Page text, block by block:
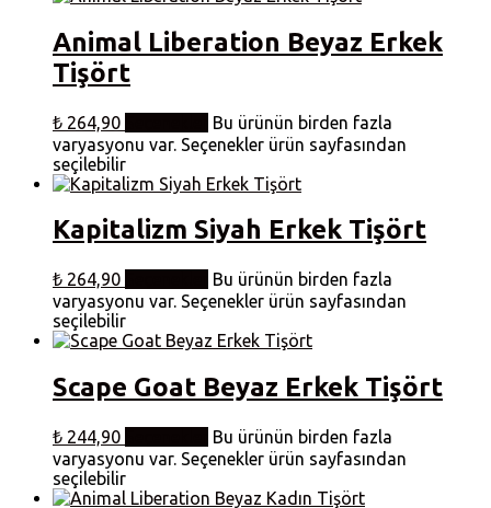
Animal Liberation Beyaz Erkek
Tişört
₺ 264,90
Bu ürünün birden fazla
varyasyonu var. Seçenekler ürün sayfasından
seçilebilir
Kapitalizm Siyah Erkek Tişört
₺ 264,90
Bu ürünün birden fazla
varyasyonu var. Seçenekler ürün sayfasından
seçilebilir
Scape Goat Beyaz Erkek Tişört
₺ 244,90
Bu ürünün birden fazla
varyasyonu var. Seçenekler ürün sayfasından
seçilebilir